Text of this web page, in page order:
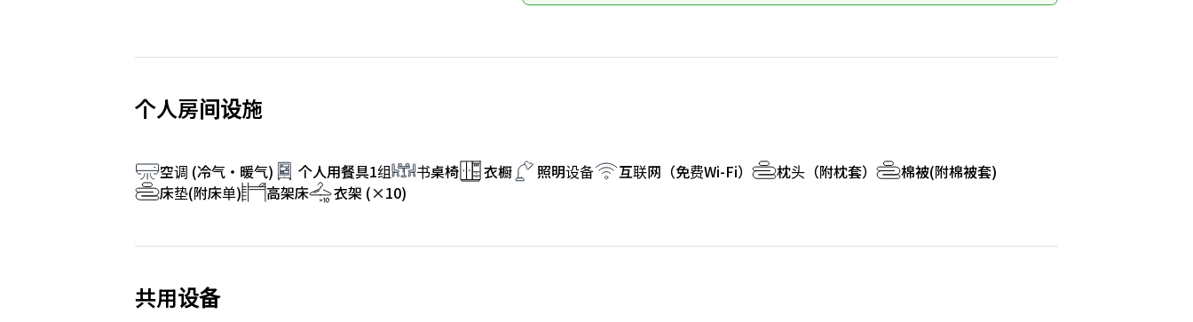
个人房间设施
空调 (冷气・暖气) 个人用餐具1组 书桌椅 衣橱 照明设备 互联网（免费Wi-Fi） 枕头（附枕套）
棉被(附棉被套)
床垫(附床单)
高架床 衣架 (×10)
共用设备